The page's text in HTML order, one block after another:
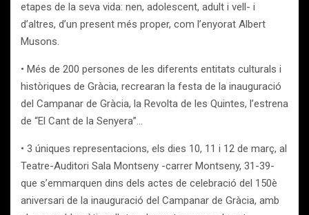
etapes de la seva vida: nen, adolescent, adult i vell- i
d’altres, d’un present més proper, com l’enyorat Albert
Musons.
• Més de 200 persones de les diferents entitats culturals i
històriques de Gràcia, recrearan la festa de la inauguració
del Campanar de Gràcia, la Revolta de les Quintes, l’estrena
de “El Cant de la Senyera”…
• 3 úniques representacions, els dies 10, 11 i 12 de març, al
Teatre-Auditori Sala Montseny -carrer Montseny, 31-39-
que s’emmarquen dins dels actes de celebració del 150è
aniversari de la inauguració del Campanar de Gràcia, amb